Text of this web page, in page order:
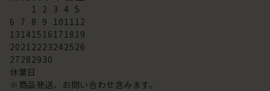
1
2 3 4 5
6 7 8 9 10 11 12
13 14 15 16 17 18 19
2021 2223242526
27282930
休業日
※商品発送、お問い合わせ含みます。